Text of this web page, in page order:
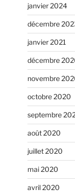
janvier 2024
décembre
janvier 2021
décembre
novembre
octobre 2020
septembre
août 2020
juillet 2020
mai 2020
avril 2020